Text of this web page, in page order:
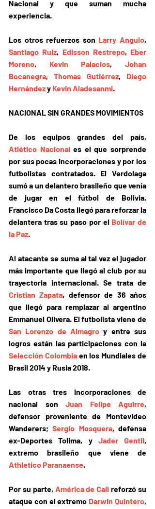
Nacional y que suman mucha
experiencia.
Los otros refuerzos son Larry Angulo
Santiago Ruiz, Edisson Restrepo, Eber
Moreno, Kevin Palacios, Johan
Bocanegra, Thomas Gutiérrez, Diego
Hernández y Kevin Aladesanmi.
NACIONAL SIN GRANDES MOVIMIENTOS
Atlético Nacional es el que sorprende
por sus pocas incorporaciones y por los
futbolistas contratados. El Verdolaga
sumó a un delantero brasileño que venía
Francisco Da Costa llegó para reforzar la
delantera tras su paso por el Bolívar de
la Paz.
Al atacante se suma al tal vez el jugador
más importante que llegó al club por su
Cristian Zapata, defensor de 36 años
que llegó para remplazar al argentino
San Lorenzo de Almagro y entre sus
Selección Colombia en los Mundiales de
Brasil 2014 y Rusia 2018.
Las otras tres incorporaciones de
nacional son Juan Felipe Aguirre,
defensor proveniente de Montevideo
Wanderers; Sergio Mosquera, defensa
ex-Deportes Tolima, y Jader Gentil,
Athletico Paranaense.
Por su parte, América de Cali reforzó su
ataque con el extremo Darwin Quintero,